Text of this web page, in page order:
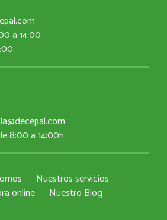
a 14:00
8:00 a 14:00h
Nuestros servicios
online
Nuestro Blog